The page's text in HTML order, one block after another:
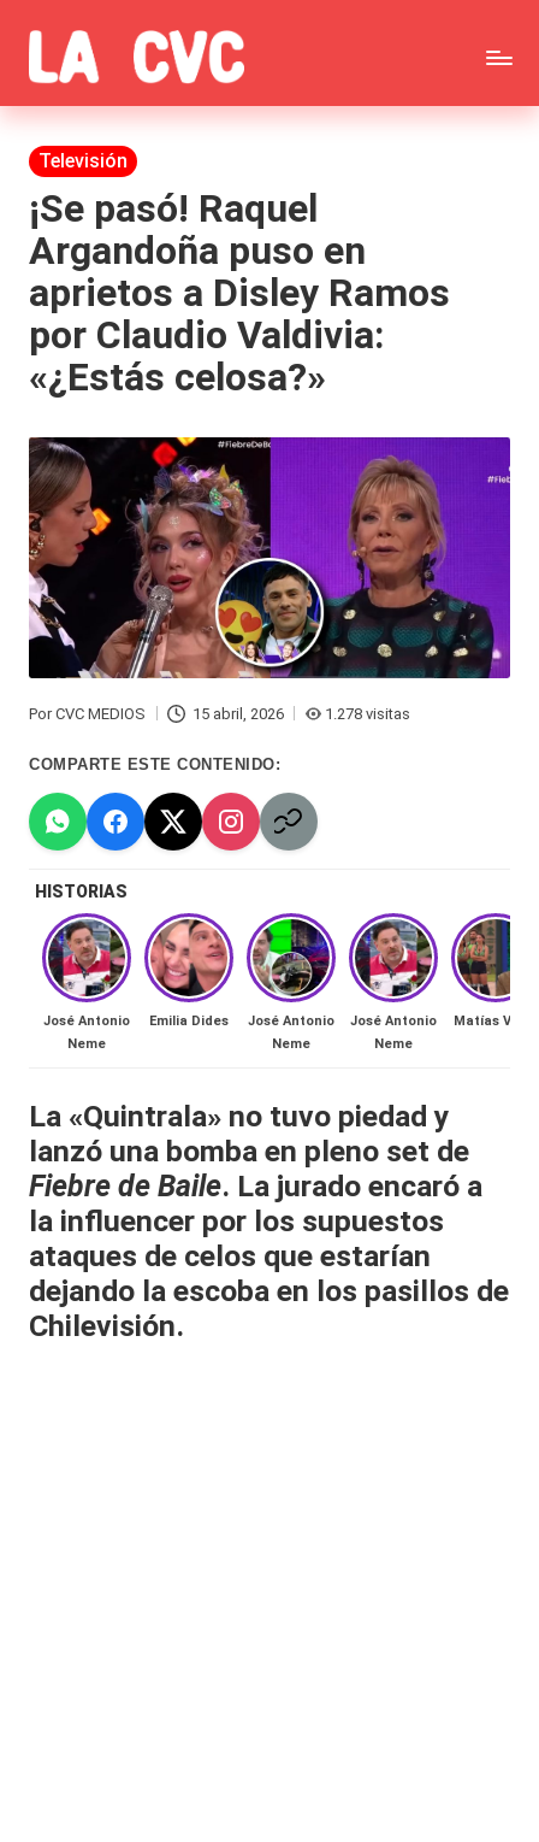
Saltar
al
contenido
C
o
p
u
c
h
a
s
y
F
ar
á
n
d
C
hi
le
n
a
🔥
R
al
it
y
s,
T
V
Todas
las
noticias
de
la
farándula,
Realitys,
Brava,
Gran
Hermano
-
Tendencias
-
Tv
redes
lacvc.com
Publicada
en
Televisión
¡Se pasó! Raquel
Argandoña puso en
aprietos a Disley Ramos
por Claudio Valdivia:
«¿Estás celosa?»
PorCVC MEDIOS 15 abril, 2026 1.278 visitas
COMPARTE ESTE CONTENIDO:
HISTORIAS
José Antonio
Neme
Emilia Dides
José Antonio
Neme
José Antonio
Neme
Matías Vega
La «Quintrala» no tuvo piedad y
lanzó una bomba en pleno set de
Fiebre de Baile. La jurado encaró a
la influencer por los supuestos
ataques de celos que estarían
dejando la escoba en los pasillos de
Chilevisión.